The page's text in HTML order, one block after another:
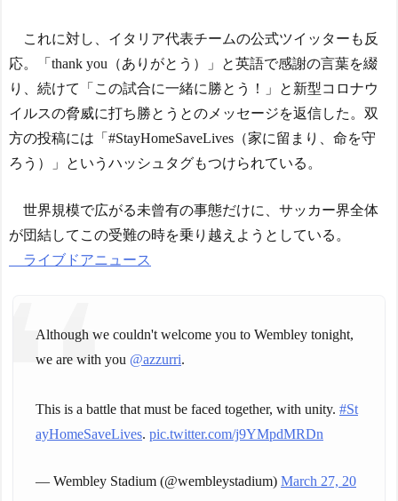
【衝撃】 韓国人「日本、
山ひとつが”爆発の聖地”に
なってる」 NEW!
イーロン・マスク「中国
のロボットはデタラメで遠
隔操作してるだけ」 NEW!
女芸人の吉住さん（36）
ｗｗｗｗｗ NEW!
【衝撃】蓮舫「蓮舫だか
ら叩いて良いという報道に
向き合います！」X民「高市
海外「まさか」佐々木朗
希が6回まで力投！ドジャー
わーすぽ ～日本人の挑戦～
NEW!
スは劇的サヨナラ負けで泥
0m超爆走、ピッチ横断話題
「ちゃんと速い」
海外「オチが多すぎ！」
日本を不買する韓国の矛盾
に海外が大爆笑
仰天！驚きの23層バウム
クーヘンがすごい-韓国製
「こんなの見たことない!」
海外の反応
【韓国の反応】「M6.1の
地震被害を受けても、次の
られる 敬遠か四球か？！
プテンはテセ・六反・河井
の3名に
ｗｗｗｗ
これに対し、イタリア代表チームの公式ツイッターも反
応。「thank you（ありがとう）」と英語で感謝の言葉を綴
り、続けて「この試合に一緒に勝とう！」と新型コロナウ
イルスの脅威に打ち勝とうとのメッセージを返信した。双
方の投稿には「#StayHomeSaveLives（家に留まり、命を守
ろう）」というハッシュタグもつけられている。
世界規模で広がる未曾有の事態だけに、サッカー界全体
が団結してこの受難の時を乗り越えようとしている。
ライブドアニュース
Although we couldn't welcome you to Wembley tonight,
we are with you @azzurri.
This is a battle that must be faced together, with unity. #St
ayHomeSaveLives. pic.twitter.com/j9YMpdMRDn
— Wembley Stadium (@wembleystadium) March 27, 20